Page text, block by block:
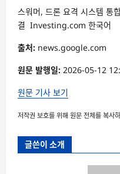
스워머, 드론 요격 시스템 통
결 Investing.com 한국어
출처: news.google.com
원문 발행일: 2026-05-12
원문 기사 보기
저작권 보호를 위해 원문 전체를 복사
글쓴이 소개